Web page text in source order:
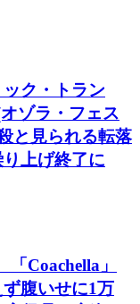
ク・トラン
ゾラ・フェス
と見られる転落
上げ終了に
Coachella」
腹いせに1万